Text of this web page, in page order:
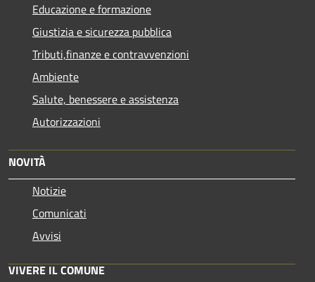
Educazione e formazione
Giustizia e sicurezza pubblica
Tributi,finanze e contravvenzioni
Ambiente
Salute, benessere e assistenza
Autorizzazioni
NOVITÀ
Notizie
Comunicati
Avvisi
VIVERE IL COMUNE